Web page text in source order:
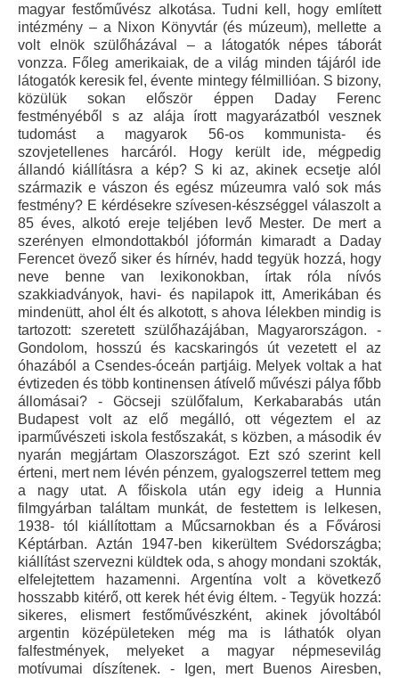
magyar festőművész alkotása. Tudni kell, hogy említett
intézmény – a Nixon Könyvtár (és múzeum), mellette a
volt elnök szülőházával – a látogatók népes táborát
vonzza. Főleg amerikaiak, de a világ minden tájáról ide
látogatók keresik fel, évente mintegy félmillióan. S bizony,
közülük sokan először éppen Daday Ferenc
festményéből s az alája írott magyarázatból vesznek
tudomást a magyarok 56-os kommunista- és
szovjetellenes harcáról. Hogy került ide, mégpedig
állandó kiállításra a kép? S ki az, akinek ecsetje alól
származik e vászon és egész múzeumra való sok más
festmény? E kérdésekre szívesen-készséggel válaszolt a
85 éves, alkotó ereje teljében levő Mester. De mert a
szerényen elmondottakból jóformán kimaradt a Daday
Ferencet övező siker és hírnév, hadd tegyük hozzá, hogy
neve benne van lexikonokban, írtak róla nívós
szakkiadványok, havi- és napilapok itt, Amerikában és
mindenütt, ahol élt és alkotott, s ahova lélekben mindig is
tartozott: szeretett szülőhazájában, Magyarországon. -
Gondolom, hosszú és kacskaringós út vezetett el az
óhazából a Csendes-óceán partjáig. Melyek voltak a hat
évtizeden és több kontinensen átívelő művészi pálya főbb
állomásai? - Göcseji szülőfalum, Kerkabarabás után
Budapest volt az elő megálló, ott végeztem el az
iparművészeti iskola festőszakát, s közben, a második év
nyarán megjártam Olaszországot. Ezt szó szerint kell
érteni, mert nem lévén pénzem, gyalogszerrel tettem meg
a nagy utat. A főiskola után egy ideig a Hunnia
filmgyárban találtam munkát, de festettem is lelkesen,
1938- tól kiállítottam a Műcsarnokban és a Fővárosi
Képtárban. Aztán 1947-ben kikerültem Svédországba;
kiállítást szervezni küldtek oda, s ahogy mondani szokták,
elfelejtettem hazamenni. Argentína volt a következő
hosszabb kitérő, ott kerek hét évig éltem. - Tegyük hozzá:
sikeres, elismert festőművészként, akinek jóvoltából
argentin középületeken még ma is láthatók olyan
falfestmények, melyeket a magyar népmesevilág
motívumai díszítenek. - Igen, mert Buenos Airesben,